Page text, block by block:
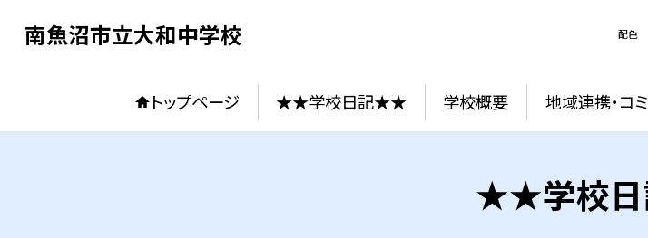
南魚沼市立大和中学校 配色
トップページ ★★学校日記★★ 学校概要 地域連携・コ
★★学校